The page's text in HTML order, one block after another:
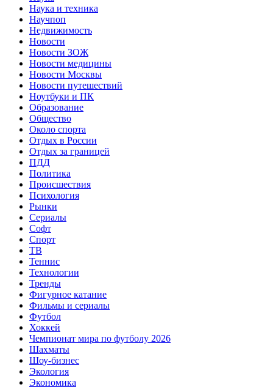
Наука и техника
Научпоп
Недвижимость
Новости
Новости ЗОЖ
Новости медицины
Новости Москвы
Новости путешествий
Ноутбуки и ПК
Образование
Общество
Около спорта
Отдых в России
Отдых за границей
ПДД
Политика
Происшествия
Психология
Рынки
Сериалы
Софт
Спорт
ТВ
Теннис
Технологии
Тренды
Фигурное катание
Фильмы и сериалы
Футбол
Хоккей
Чемпионат мира по футболу 2026
Шахматы
Шоу-бизнес
Экология
Экономика